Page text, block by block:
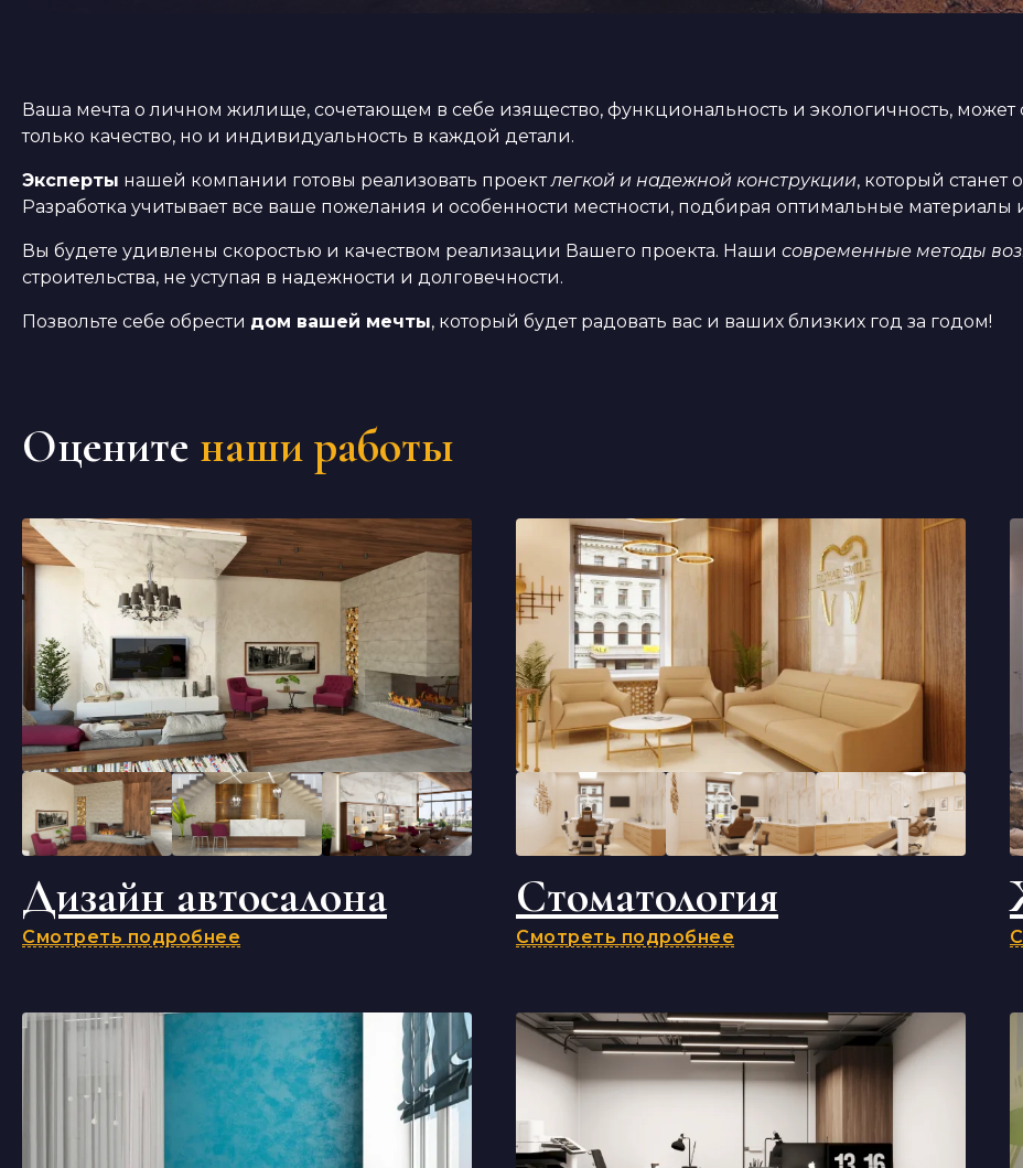
Ваша мечта о личном жилище, сочетающем в себе изящество, функциональность и экологичность, может
только качество, но и индивидуальность в каждой детали.
Эксперты нашей компании готовы реализовать проектлегкой и надежной конструкции, который
Разработка учитывает все ваше пожелания и особенности местности, подбирая оптимальные материалы
Вы будете удивлены скоростью и качеством реализации Вашего проекта. Наши современные методы
строительства, не уступая в надежности и долговечности.
Позвольте себе обрести дом вашей мечты, который будет радовать вас и ваших близких год за годом!
Оцените наши работы
Дизайн автосалона
Смотреть подробнее
Стоматология
Смотреть подробнее